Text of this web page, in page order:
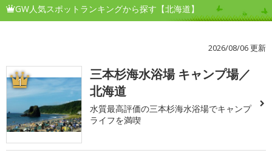
GW人気スポットランキングから探す【北海道】
2026/08/06 更新
1
三本杉海水浴場 キャンプ場／
北海道
水質最高評価の三本杉海水浴場でキャンプ
ライフを満喫